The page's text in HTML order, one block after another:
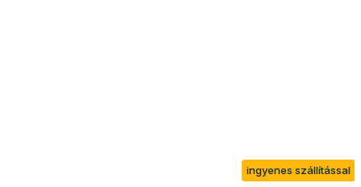
ingyenes szállítással